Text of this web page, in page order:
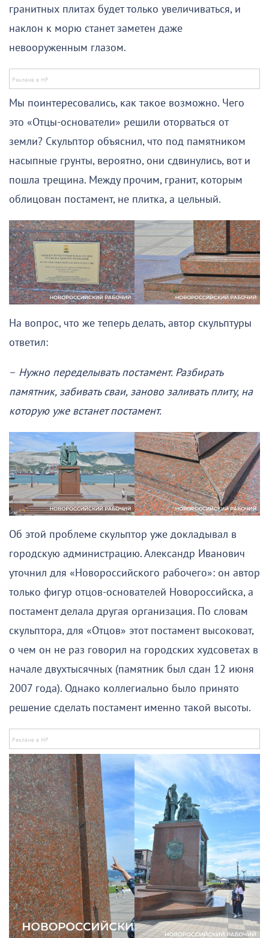
гранитных плитах будет только увеличиваться, и
наклон к морю станет заметен даже
невооруженным глазом.
Мы поинтересовались, как такое возможно. Чего
это «Отцы-основатели» решили оторваться от
земли? Скульптор объяснил, что под памятником
насыпные грунты, вероятно, они сдвинулись, вот и
пошла трещина. Между прочим, гранит, которым
облицован постамент, не плитка, а цельный.
На вопрос, что же теперь делать, автор скульптуры
ответил:
– Нужно переделывать постамент. Разбирать
памятник, забивать сваи, заново заливать плиту, на
которую уже встанет постамент.
Об этой проблеме скульптор уже докладывал в
городскую администрацию. Александр Иванович
уточнил для «Новороссийского рабочего»: он автор
только фигур отцов-основателей Новороссийска, а
постамент делала другая организация. По словам
скульптора, для «Отцов» этот постамент высоковат,
о чем он не раз говорил на городских худсоветах в
начале двухтысячных (памятник был сдан 12 июня
2007 года). Однако коллегиально было принято
решение сделать постамент именно такой высоты.